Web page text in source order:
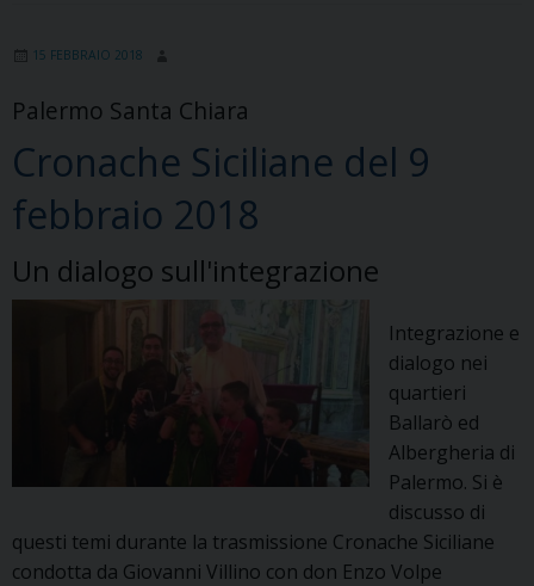
15 FEBBRAIO 2018
Palermo Santa Chiara
Cronache Siciliane del 9
febbraio 2018
Un dialogo sull'integrazione
Integrazione e
dialogo nei
quartieri
Ballarò ed
Albergheria di
Palermo. Si è
discusso di
questi temi durante la trasmissione Cronache Siciliane
condotta da Giovanni Villino con don Enzo Volpe